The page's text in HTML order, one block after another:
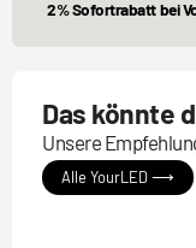
2% Sofortrabatt bei
Das könnte
Unsere
Alle YourLED ⟶